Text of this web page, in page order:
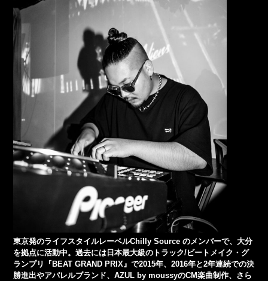
東京発のライフスタイルレーベルChilly Source のメンバーで、大分
を拠点に活動中。過去には日本最大級のトラック/ビートメイク・グ
ランプリ『BEAT GRAND PRIX』で2015年、2016年と2年連続での決
勝進出やアパレルブランド、AZUL by moussyのCM楽曲制作、さら